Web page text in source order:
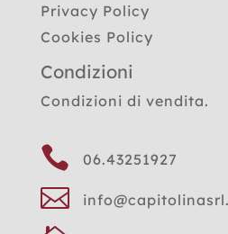
Privacy Policy
Cookies Policy
Condizioni
Condizioni di vendita.
 06.43251927
